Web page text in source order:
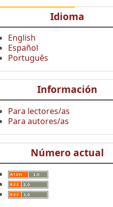
Idioma
English
Español
Português
Información
Para lectores/as
Para autores/as
Número actual